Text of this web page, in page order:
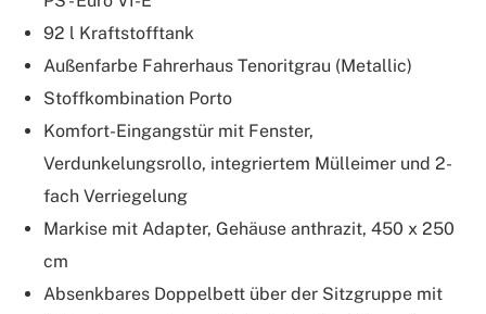
92 l Kraftstofftank
Außenfarbe Fahrerhaus Tenoritgrau (Metallic)
Stoffkombination Porto
Komfort-Eingangstür mit Fenster,
Verdunkelungsrollo, integriertem Mülleimer und 2-
fach Verriegelung
Markise mit Adapter, Gehäuse anthrazit, 450 x 250
cm
Absenkbares Doppelbett über der Sitzgruppe mit